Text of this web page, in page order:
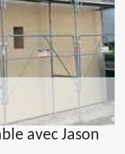
avec Jason